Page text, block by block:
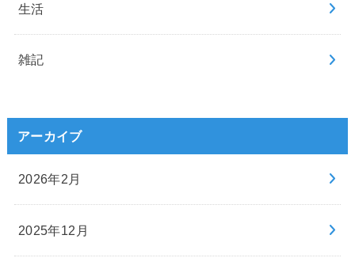
生活
雑記
アーカイブ
2026年2月
2025年12月